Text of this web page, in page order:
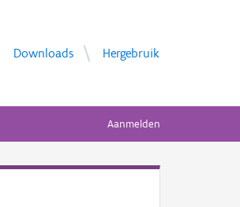
Downloads Hergebruik
Aanmelden